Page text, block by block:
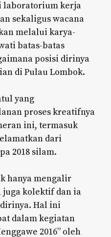
laboratorium kerja
sekaligus wacana
melalui karya-
batas-batas
posisi dirinya
di Pulau Lombok.
yang
proses kreatifnya
ini, termasuk
dari
2018 silam.
hanya mengalir
juga kolektif dan ia
Hal ini
dalam kegiatan
2016” oleh